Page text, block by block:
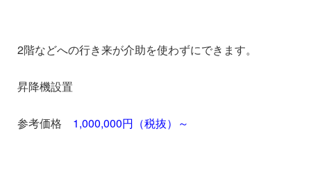
2階などへの行き来が介助を使わずにできます。
昇降機設置
参考価格 1,000,000円（税抜）～